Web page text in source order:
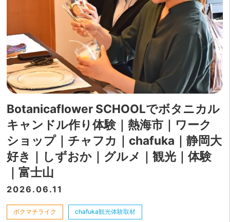
Botanicaflower SCHOOLでボタニカル
キャンドル作り体験｜熱海市｜ワーク
ショップ｜チャフカ｜chafuka｜静岡大
好き｜しずおか｜グルメ｜観光｜体験
｜富士山
2026.06.11
ボクマチライク chafuka観光体験取材